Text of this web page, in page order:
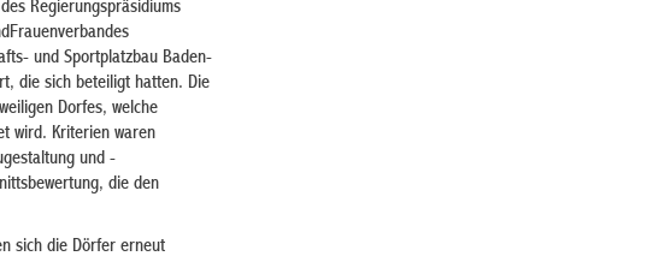
Regierungspräsidiums
und Sportplatzbau Baden-
die sich beteiligt hatten. Die
Dorfes, welche
wird. Kriterien waren
und -
die den
sich die Dörfer erneut